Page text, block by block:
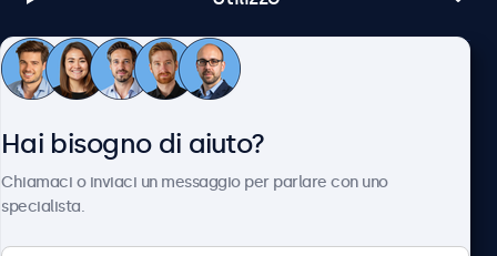
Servizio Clienti
Hai bisogno di aiuto?
Chiamaci o inviaci un messaggio per parlare con uno
specialista.